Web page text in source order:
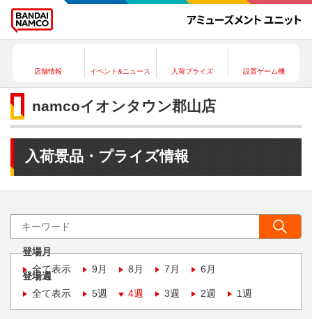
店舗情報 イベント&ニュース 入荷プライズ 設置ゲーム機
namcoイオンタウン郡山店
入荷景品・プライズ情報
登場月
全て表示
9月 8月 7月 6月
登場週
全て表示
5週 4週 3週 2週 1週